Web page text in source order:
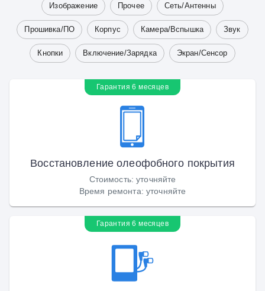
Изображение Прочее Сеть/Антенны
Прошивка/ПО Корпус Камера/Вспышка Звук
Кнопки Включение/Зарядка Экран/Сенсор
Гарантия 6 месяцев
Восстановление олеофобного покрытия
Стоимость:уточняйте
Время ремонта: уточняйте
Гарантия 6 месяцев